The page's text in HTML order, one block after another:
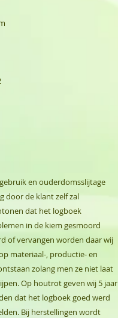
en ouderdomsslijtage
door de klant zelf zal
dat het logboek
in de kiem gesmoord
of vervangen worden daar wij
materiaal-, productie- en
zolang men ze niet laat
Op houtrot geven wij 5 jaar
dat het logboek goed werd
Bij herstellingen wordt